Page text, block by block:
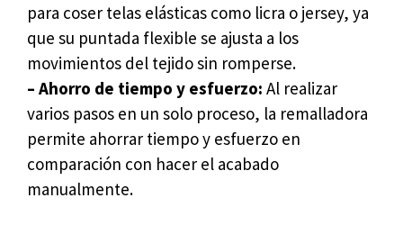
para coser telas elásticas como licra o jersey, ya
que su puntada flexible se ajusta a los
movimientos del tejido sin romperse.
– Ahorro de tiempo y esfuerzo: Al realizar
varios pasos en un solo proceso, la remalladora
permite ahorrar tiempo y esfuerzo en
comparación con hacer el acabado
manualmente.